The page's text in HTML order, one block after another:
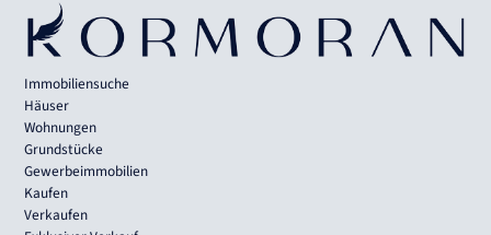
Immobiliensuche
Häuser
Wohnungen
Grundstücke
Gewerbeimmobilien
Kaufen
Verkaufen